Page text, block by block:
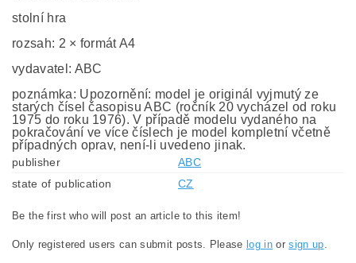
stolní hra
rozsah: 2 × formát A4
vydavatel: ABC
poznámka: Upozornění: model je originál vyjmutý ze
starých čísel časopisu ABC (ročník 20 vycházel od roku
1975 do roku 1976). V případě modelu vydaného na
pokračování ve více číslech je model kompletní včetně
případných oprav, není-li uvedeno jinak.
publisher
ABC
state of publication
CZ
Be the first who will post an article to this item!
Only registered users can submit posts. Please log inorsign up.